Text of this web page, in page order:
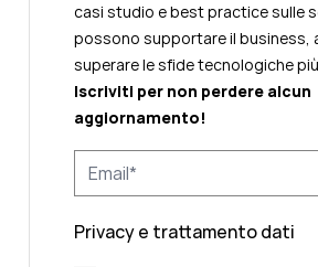
casi studio e best practice sulle
possono supportare il business,
superare le sfide tecnologiche
Iscriviti per non perdere alcun
aggiornamento!
Privacy e trattamento dati